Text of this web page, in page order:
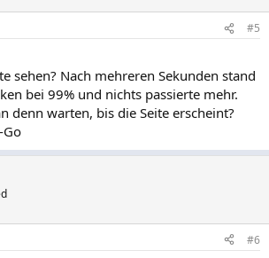
#5
sehen? Nach mehreren Sekunden stand
bei 99% und nichts passierte mehr.
denn warten, bis die Seite erscheint?
Go
#6